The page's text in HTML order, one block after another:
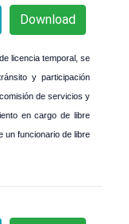
Download
licencia temporal, se
y participación
de servicios y
en cargo de libre
un funcionario de libre